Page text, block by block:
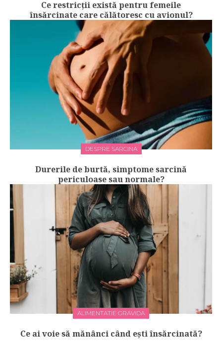
Ce restricții există pentru femeile
însărcinate care călătoresc cu avionul?
DESPRE SARCINA
Durerile de burtă, simptome sarcină
periculoase sau normale?
ALIMENTATIE GRAVIDA
Ce ai voie să mănânci când ești însărcinată?